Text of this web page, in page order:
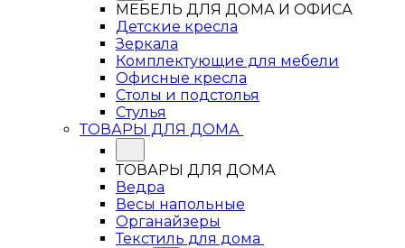
МЕБЕЛЬ ДЛЯ ДОМА И ОФИСА
Детские кресла
Зеркала
Комплектующие для мебели
Офисные кресла
Столы и подстолья
Стулья
ТОВАРЫ ДЛЯ ДОМА
ТОВАРЫ ДЛЯ ДОМА
Ведра
Весы напольные
Органайзеры
Текстиль для дома